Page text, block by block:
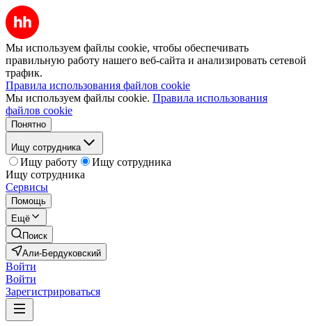
Мы используем файлы cookie, чтобы обеспечивать
правильную работу нашего веб-сайта и анализировать сетевой
трафик.
Правила использования файлов cookie
Мы используем файлы cookie. Правила использования
файлов cookie
Понятно
Ищу сотрудника
Ищу работу
Ищу сотрудника
Ищу сотрудника
Сервисы
Помощь
Ещё
Поиск
Али-Бердуковский
Войти
Войти
Зарегистрироваться